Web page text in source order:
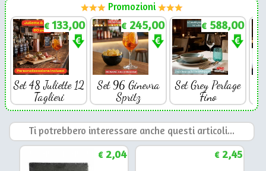
Promozioni
€ 133,00
Set 48 Juliette 12
Taglieri
€ 245,00
Set 96 Ginevra
Spritz
€ 588,00
Set Grey Perlage
Fino
Ti potrebbero interessare anche questi articoli...
€2,04 €2,45